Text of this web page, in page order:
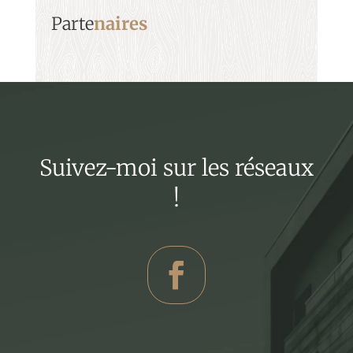
Partenaires
Suivez-moi sur les réseaux
!